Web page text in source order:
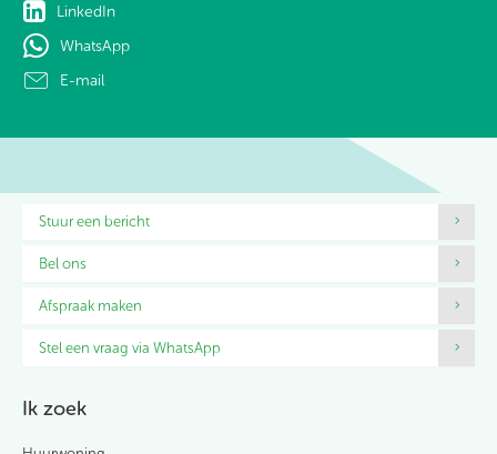
LinkedIn
WhatsApp
E-mail
Contactinformatie
Stuur een bericht
Bel ons
Afspraak maken
Stel een vraag via WhatsApp
Ik zoek